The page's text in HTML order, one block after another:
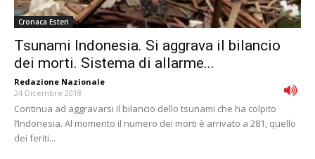
Cronaca Esteri
Tsunami Indonesia. Si aggrava il bilancio
dei morti. Sistema di allarme...
Redazione Nazionale -
24 Dicembre 2018
Continua ad aggravarsi il bilancio dello tsunami che ha colpito
l’Indonesia. Al momento il numero dei morti è arrivato a 281, quello
dei feriti...